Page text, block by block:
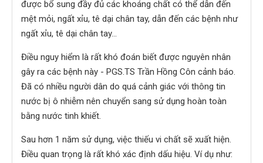
được bổ sung đầy đủ các khoáng chất có thể dẫn đến
mệt mỏi, ngất xỉu, tê dại chân tay, dẫn đến các bệnh như
ngất xỉu, tê dại chân tay…
Điều nguy hiểm là rất khó đoán biết được nguyên nhân
gây ra các bệnh này - PGS.TS Trần Hồng Côn cảnh báo.
Đã có nhiều người dân do quá cảnh giác với thông tin
nước bị ô nhiễm nên chuyển sang sử dụng hoàn toàn
bằng nước tinh khiết.
Sau hơn 1 năm sử dụng, việc thiếu vi chất sẽ xuất hiện.
Điều quan trọng là rất khó xác định dấu hiệu. Ví dụ như: